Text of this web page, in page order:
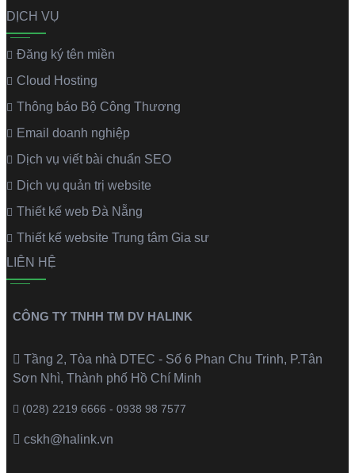
DỊCH VỤ
Đăng ký tên miền
Cloud Hosting
Thông báo Bộ Công Thương
Email doanh nghiệp
Dịch vụ viết bài chuẩn SEO
Dịch vụ quản trị website
Thiết kế web Đà Nẵng
Thiết kế website Trung tâm Gia sư
LIÊN HỆ
CÔNG TY TNHH TM DV HALINK
Tầng 2, Tòa nhà DTEC - Số 6 Phan Chu Trinh, P.Tân
Sơn Nhì, Thành phố Hồ Chí Minh
(028) 2219 6666 - 0938 98 7577
cskh@halink.vn